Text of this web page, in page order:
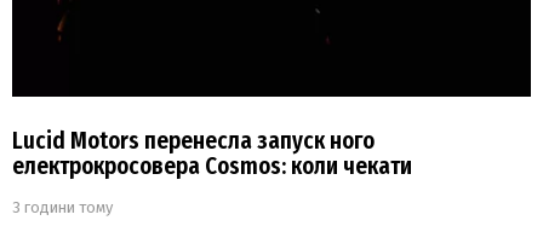
Lucid Motors перенесла запуск ного
електрокросовера Cosmos: коли чекати
3 години тому